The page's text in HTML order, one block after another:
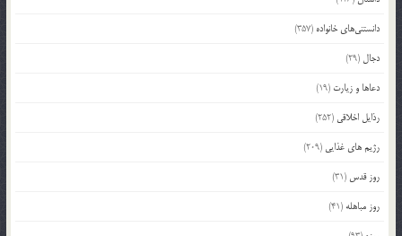
دانستنی‌های خانواده (357)
دجال (29)
دعاها و زیارت (19)
رذایل اخلاقی (252)
رژیم های غذایی (209)
روز قدس (31)
روز مباهله (41)